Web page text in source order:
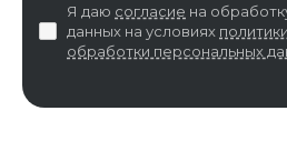
Я даю согласие на
данных на условиях
обработки персональных